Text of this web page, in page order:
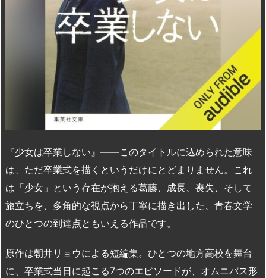
『少女は卒業しない』――このタイトルに込められた意味
は、ただ卒業式を描くというだけにとどまりません。これ
は「少女」という存在が抱える葛藤、成長、喪失、そして
旅立ちを、多角的な視点から丁寧に描き出した、青春文学
のひとつの到達点ともいえる作品です。
原作は朝井リョウによる短編集。ひとつの地方高校を舞台
に、卒業式当日に起こる7つのエピソードが、オムニバス形